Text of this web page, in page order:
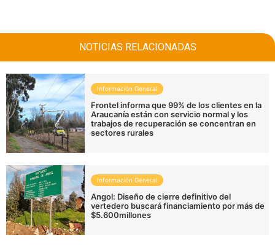
NOTICIAS RELACIONADAS
Información General
Frontel informa que 99% de los clientes en la
Araucanía están con servicio normal y los
trabajos de recuperación se concentran en
sectores rurales
Información General
Angol: Diseño de cierre definitivo del
vertedero buscará financiamiento por más de
$5.600millones